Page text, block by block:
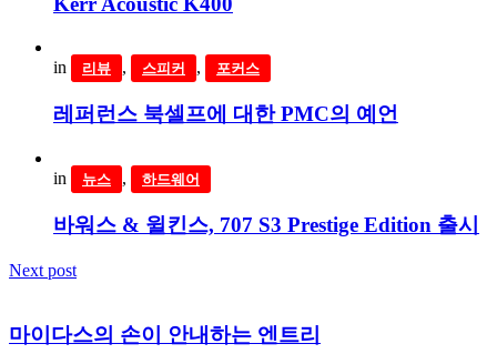
in 리뷰 , 스피커 , 포커스
레퍼런스 북셀프에 대한 PMC의 예언
in 뉴스 , 하드웨어
바워스 & 윌킨스, 707 S3 Prestige Edition 출시
Next post
마이다스의 손이 안내하는 엔트리